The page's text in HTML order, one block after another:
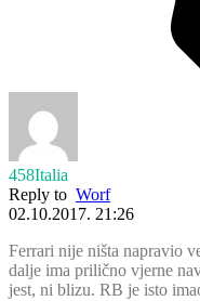
458Italia
Reply to Worf
02.10.2017. 21:26
Ferrari nije ništa napravio
dalje ima prilično vjerne
jest, ni blizu. RB je isto